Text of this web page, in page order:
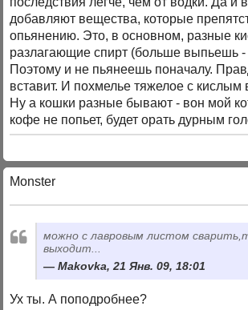
добавляют вещества, которые
опьянению. Это, в основном, разные
разлагающие спирт (больше выпьешь
Поэтому и не пьянеешь поначалу.
вставит. И похмелье тяжелое с кислым
Ну а кошки разные бывают - вон мой
кофе не попьет, будет орать дурным
Monster
можно с лавровым листом
выходит...
Makovka, 21 Янв. 09, 18:01
Ух ты. А поподробнее?